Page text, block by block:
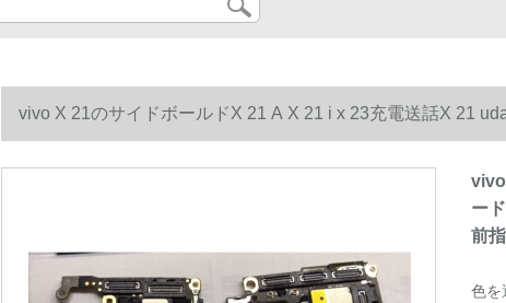
vivo X 21のサイドボールドX 21 A X 21 i x 23充電送話X 21
ュート/前指紋が元に脱機しています。
vivo
ー
前
色を